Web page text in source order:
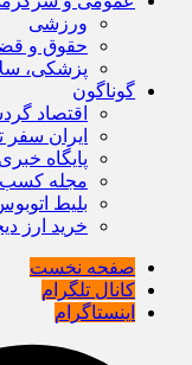
ورزشی
حقوق و
پزشکی،
گوناگون
اقتصاد
ایران سفر
پایگاه
مجله کسب
بلیط
خرید ارز
صفحه نخست
کانال تلگرام
اینستاگرام